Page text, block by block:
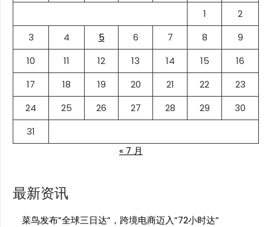
1
2
3
4 5 6 7 8
9
10
11 12 13 14 15
16
17
18 19 20 21 22
23
24
25 26 27 28 29
30
31
« 7 月
最新资讯
菜鸟发布”全球三日达”，跨境电商迈入”72小时达”